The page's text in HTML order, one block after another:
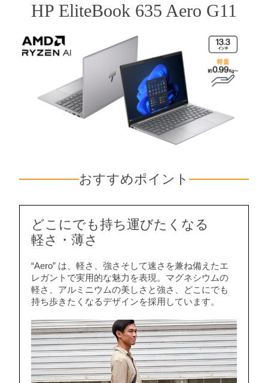
HP EliteBook 635 Aero G11
おすすめポイント
どこにでも持ち運びたくなる
軽さ・薄さ
“Aero” は、軽さ、強さそして速さを兼ね備えたエ
レガントで実用的な魅力を表現。マグネシウムの
軽さ、アルミニウムの美しさと強さ、どこにでも
持ち歩きたくなるデザインを採用しています。